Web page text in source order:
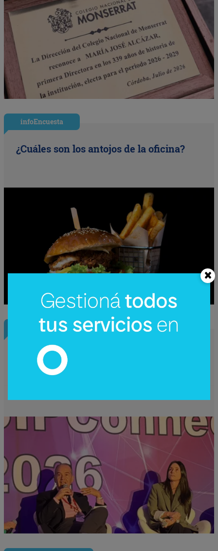
infoEncuesta
¿Cuáles son los antojos de la oficina?
InfoNegocios Miami
SIP Connect 2026 (parte III): ¿cómo nace
el nuevo estándar de producción? (Long
video + Tik Tok + multi cross + eventos)